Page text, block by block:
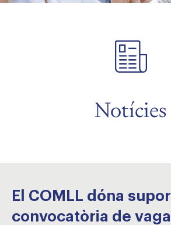
Notícies
El COMLL dóna
convocatòria de